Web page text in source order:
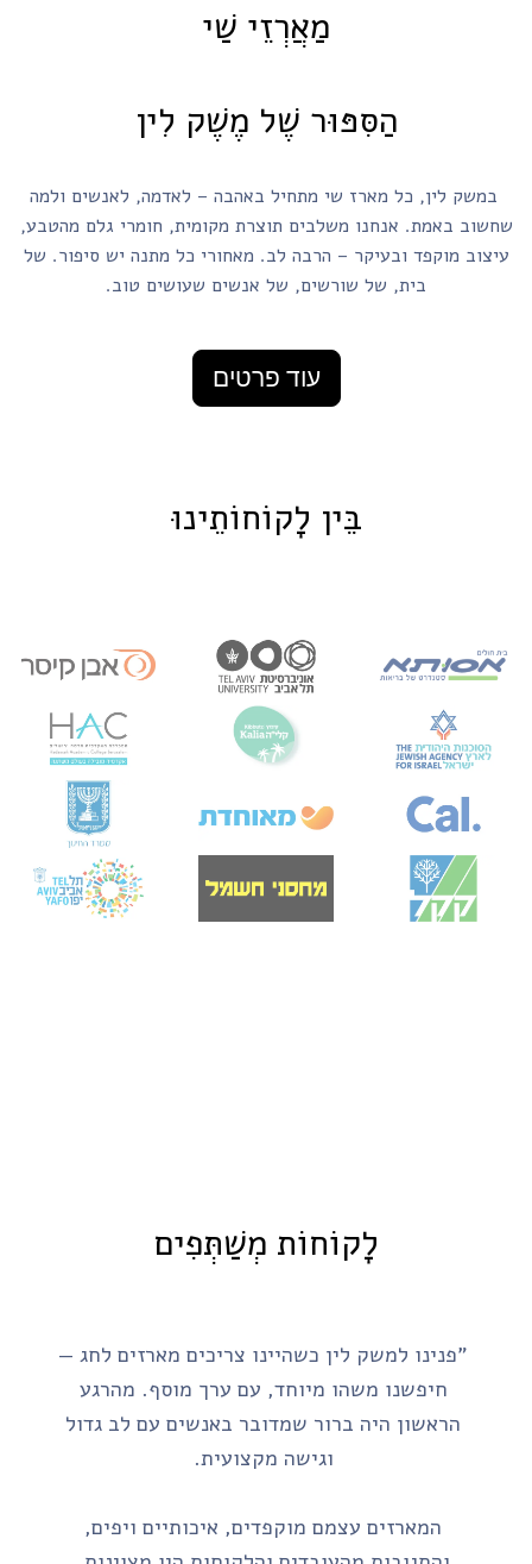
מַאֲרְזֵי שַׁי
הַסִּפּוּר שֶׁל מֶשֶׁק לִין
במשק לין, כל מארז שי מתחיל באהבה – לאדמה, לאנשים ולמה
שחשוב באמת. אנחנו משלבים תוצרת מקומית, חומרי גלם מהטבע,
עיצוב מוקפד ובעיקר – הרבה לב. מאחורי כל מתנה יש סיפור. של
בית, של שורשים, של אנשים שעושים טוב.
עוד פרטים
בֵּין לָקוֹחוֹתֵינוּ
"פנינו למשק לין כשהיינו צריכים מארזים לחג —
חיפשנו משהו מיוחד, עם ערך מוסף. מהרגע
הראשון היה ברור שמדובר באנשים עם לב גדול